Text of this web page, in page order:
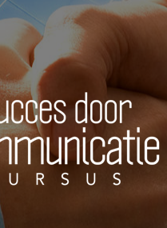
maken voor de
evenementen
– Kerkelijk Leider van
De Weg naar een
Applied Scholastics
Criminon
De Feiten over Drugs
United for Human
Citizens